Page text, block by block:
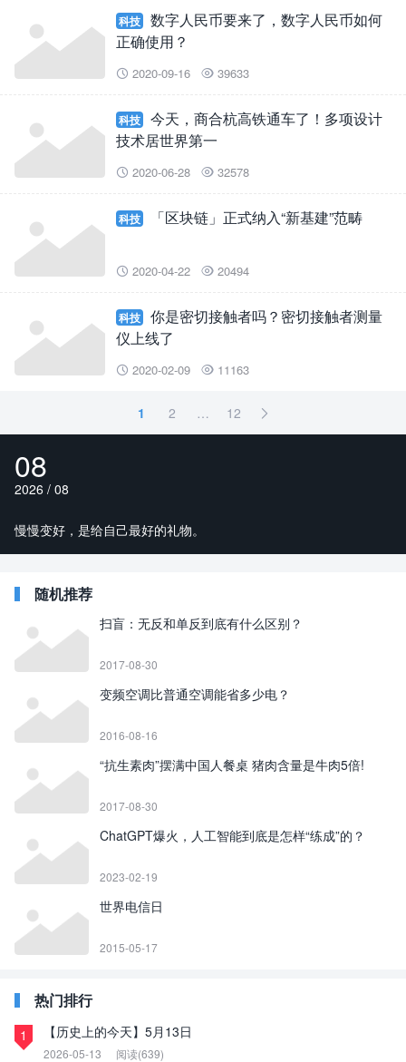
科技
数字人民币要来了，数字人民币如何
正确使用？
 2020-09-16  39633
科技
今天，商合杭高铁通车了！多项设计
技术居世界第一
 2020-06-28  32578
科技 「区块链」正式纳入“新基建”范畴
 2020-04-22  20494
科技
你是密切接触者吗？密切接触者测量
仪上线了
 2020-02-09  11163
1 2 … 12 
08
2026 / 08
慢慢变好，是给自己最好的礼物。
随机推荐
扫盲：无反和单反到底有什么区别？
2017-08-30
变频空调比普通空调能省多少电？
2016-08-16
“抗生素肉”摆满中国人餐桌 猪肉含量是牛肉5倍!
2017-08-30
ChatGPT爆火，人工智能到底是怎样“练成”的？
2023-02-19
世界电信日
2015-05-17
热门排行
1 【历史上的今天】5月13日
2026-05-13 阅读(639)